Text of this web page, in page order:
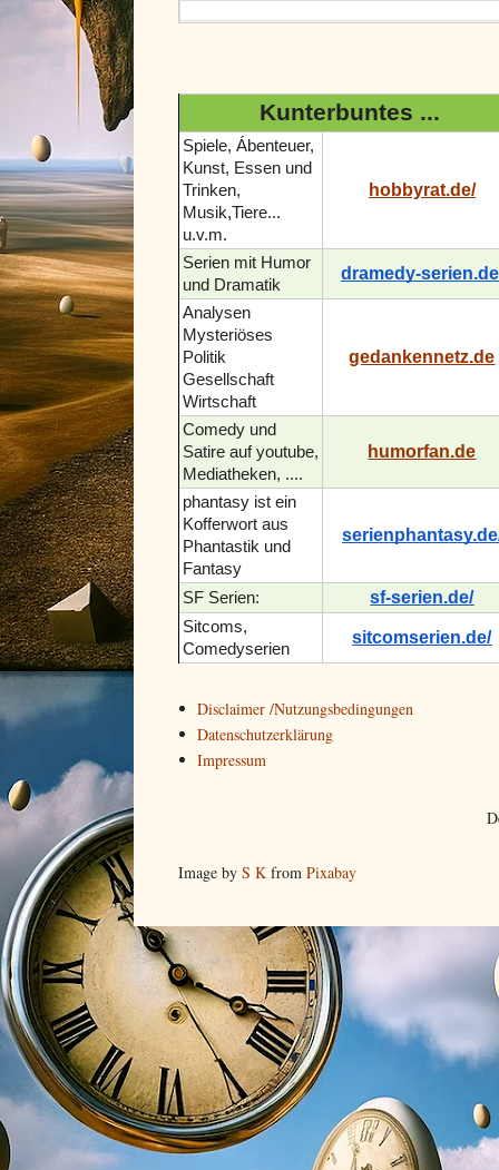
Kunterbuntes ...
Spiele, Ábenteuer,
Kunst, Essen und
Trinken,
Musik,Tiere...
u.v.m.
hobbyrat.de/
Serien mit Humor
und Dramatik
dramedy-
Analysen
Mysteriöses
Politik
Gesellschaft
Wirtschaft
gedankennetz.de
Comedy und
Satire auf youtube,
Mediatheken, ....
humorfan.de
phantasy ist ein
Kofferwort aus
Phantastik und
Fantasy
SF Serien: sf-serien.de/
Sitcoms,
Comedyserien
sitcomserien.de/
Disclaimer /Nutzungsbedingungen
Datenschutzerklärung
Impressum
Image by S K from Pixabay